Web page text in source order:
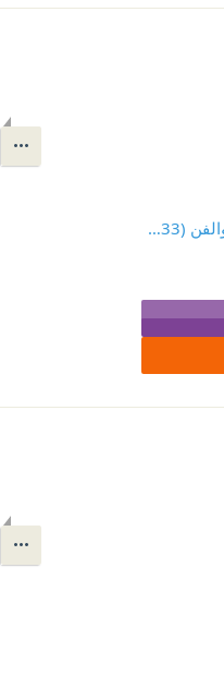
نبلاء الإنسانية - أعلام الفكر والفلسفة والفن (1633-1998)